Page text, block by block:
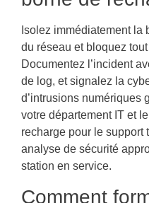
Isolez immédiatement la
du réseau et bloquez
Documentez l’incident
de log, et signalez la
d’intrusions numériques
votre département IT et
recharge pour le support
analyse de sécurité
station en service.
Comment